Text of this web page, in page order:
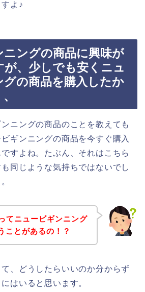
よ♪
ニングの商品に興味が
、少しでも安くニュ
グの商品を購入したか
ニングの商品のことを教えても
ギンニングの商品を今すぐ購入
すよね。たぶん、それはこちら
同じような気持ちではないでし
てニュービギンニング
ことがあるの！？
、どうしたらいいのか分からず
はいると思います。